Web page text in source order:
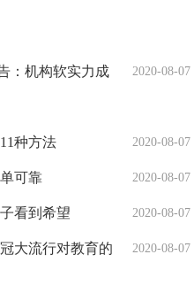
2020-08-07
：机构软实力成
2020-08-07
种方法
2020-08-07
可靠
2020-08-07
看到希望
2020-08-07
大流行对教育的